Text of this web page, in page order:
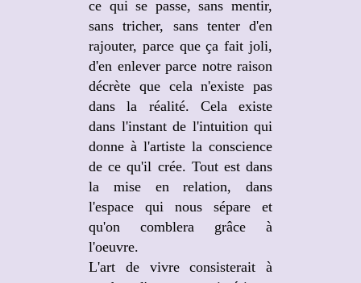
ce qui se passe, sans mentir,
sans tricher, sans tenter d'en
rajouter, parce que ça fait joli,
d'en enlever parce notre raison
décrète que cela n'existe pas
dans la réalité. Cela existe
dans l'instant de l'intuition qui
donne à l'artiste la conscience
de ce qu'il crée. Tout est dans
la mise en relation, dans
l'espace qui nous sépare et
qu'on comblera grâce à
l'oeuvre.
L'art de vivre consisterait à